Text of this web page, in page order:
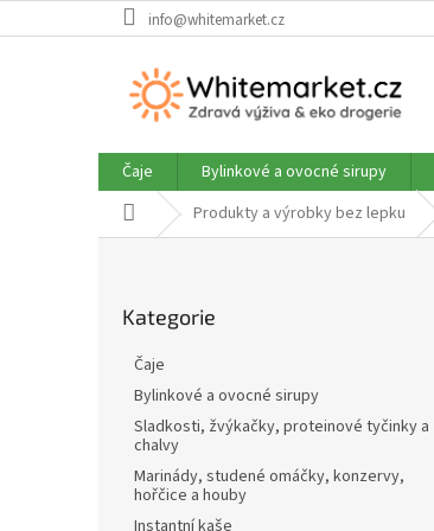
na
info@whitemarket.cz
Čaje Bylinkové a ovocné sirupy
Domů Produkty a výrobky bez lepku
kategorie
Kategorie
Čaje
Bylinkové a ovocné sirupy
Sladkosti, žvýkačky, proteinové tyčinky a
chalvy
Marinády, studené omáčky, konzervy,
hořčice a houby
Instantní kaše